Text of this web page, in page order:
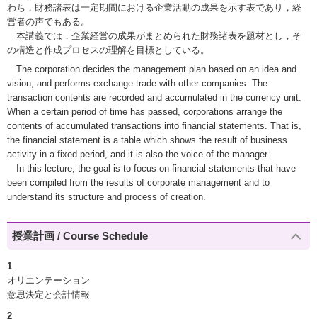
わち，財務諸表は一定期間における企業活動の成果を示す表であり，経
営者の声でもある。
本講義では，企業経営の成果がまとめられた財務諸表を題材とし，そ
の構造と作成プロセスの理解を目標としている。
The corporation decides the management plan based on an idea and
vision, and performs exchange trade with other companies. The
transaction contents are recorded and accumulated in the currency unit.
When a certain period of time has passed, corporations arrange the
contents of accumulated transactions into financial statements. That is,
the financial statement is a table which shows the result of business
activity in a fixed period, and it is also the voice of the manager.
In this lecture, the goal is to focus on financial statements that have
been compiled from the results of corporate management and to
understand its structure and process of creation.
授業計画 / Course Schedule
1
オリエンテーション
意思決定と会計情報
2